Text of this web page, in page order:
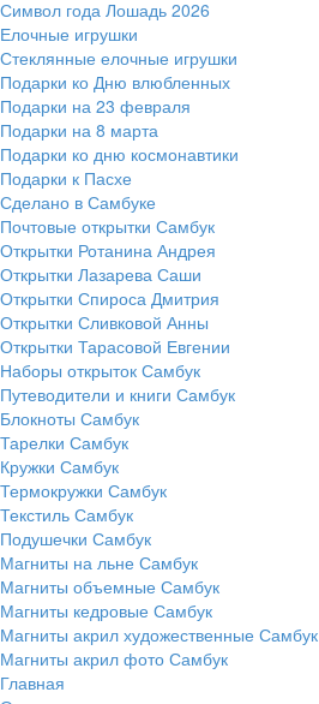
Символ года Лошадь 2026
Елочные игрушки
Стеклянные елочные игрушки
Подарки ко Дню влюбленных
Подарки на 23 февраля
Подарки на 8 марта
Подарки ко дню космонавтики
Подарки к Пасхе
Сделано в Самбуке
Почтовые открытки Самбук
Открытки Ротанина Андрея
Открытки Лазарева Саши
Открытки Спироса Дмитрия
Открытки Сливковой Анны
Открытки Тарасовой Евгении
Наборы открыток Самбук
Путеводители и книги Самбук
Блокноты Самбук
Тарелки Самбук
Кружки Самбук
Термокружки Самбук
Текстиль Самбук
Подушечки Самбук
Магниты на льне Самбук
Магниты объемные Самбук
Магниты кедровые Самбук
Магниты акрил художественные Самбук
Магниты акрил фото Самбук
Главная